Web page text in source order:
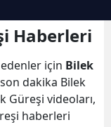
Haberleri
için Bilek
dakika Bilek
Güreşi videoları,
haberleri